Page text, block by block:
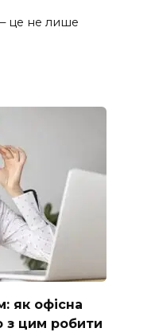
це не лише
як офісна
з цим робити